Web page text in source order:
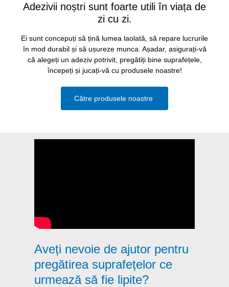
Adezivii noștri sunt foarte utili în viața de
zi cu zi.
Ei sunt concepuți să țină lumea laolată, să repare lucrurile
în mod durabil și să ușureze munca. Așadar, asigurați-vă
că alegeți un adeziv potrivit, pregătiți bine suprafețele,
începeți și jucați-vă cu produsele noastre!
Către produsele noastre
Aveți nevoie de ajutor pentru
pregătirea suprafețelor ce
urmează să fie lipite?